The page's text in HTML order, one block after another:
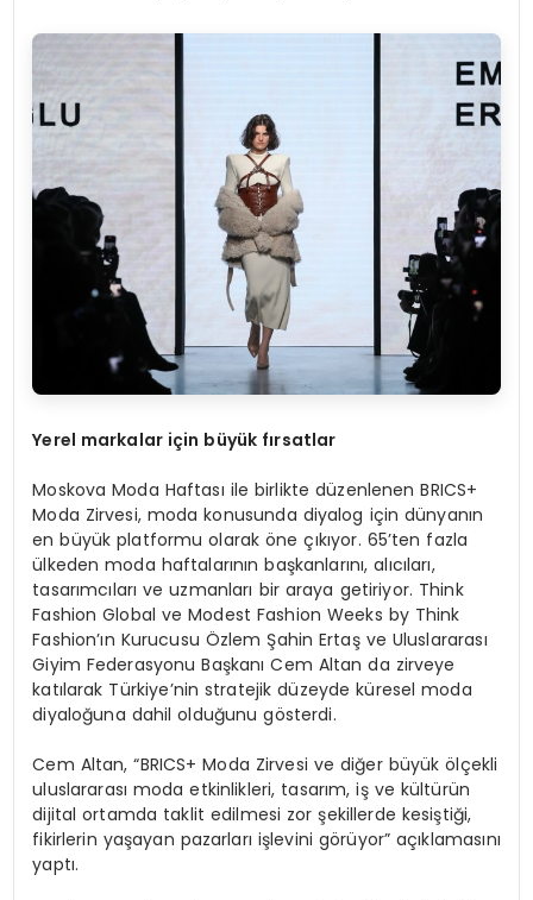
Yerel markalar için büyük fırsatlar
Moskova Moda Haftası ile birlikte düzenlenen BRICS+
Moda Zirvesi, moda konusunda diyalog için dünyanın
en büyük platformu olarak öne çıkıyor. 65’ten fazla
ülkeden moda haftalarının başkanlarını, alıcıları,
tasarımcıları ve uzmanları bir araya getiriyor. Think
Fashion Global ve Modest Fashion Weeks by Think
Fashion’ın Kurucusu Özlem Şahin Ertaş ve Uluslararası
Giyim Federasyonu Başkanı Cem Altan da zirveye
katılarak Türkiye’nin stratejik düzeyde küresel moda
diyaloğuna dahil olduğunu gösterdi.
Cem Altan, “BRICS+ Moda Zirvesi ve diğer büyük ölçekli
uluslararası moda etkinlikleri, tasarım, iş ve kültürün
dijital ortamda taklit edilmesi zor şekillerde kesiştiği,
fikirlerin yaşayan pazarları işlevini görüyor” açıklamasını
yaptı.